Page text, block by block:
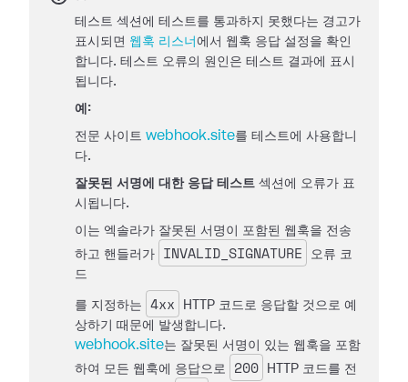
테스트 섹션에 테스트를 통과하지 못했다는 경고가
표시되면 웹훅 리스너 에서 웹훅 응답 설정을 확인
합니다. 테스트 오류의 원인은 테스트 결과에 표시
됩니다.
예:
전문 사이트 webhook.site를 테스트에 사용합니
다.
잘못된 서명에 대한 응답 테스트 섹션에 오류가 표
시됩니다.
이는 엑솔라가 잘못된 서명이 포함된 웹훅을 전송
하고 핸들러가
INVALID_SIGNATURE
오류 코
드
를 지정하는 4xx
HTTP 코드로 응답할 것으로 예
상하기 때문에 발생합니다.
webhook.site는 잘못된 서명이 있는 웹훅을 포함
하여 모든 웹훅에 응답으로
200 HTTP 코드를 전